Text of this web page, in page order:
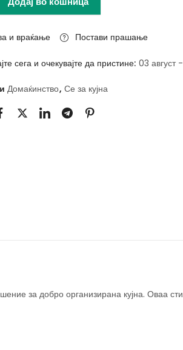
и враќање Постави прашање
сега и очекувајте да пристине: 03 август
Домаќинство, Се за кујна
за добро организирана кујна. Оваа